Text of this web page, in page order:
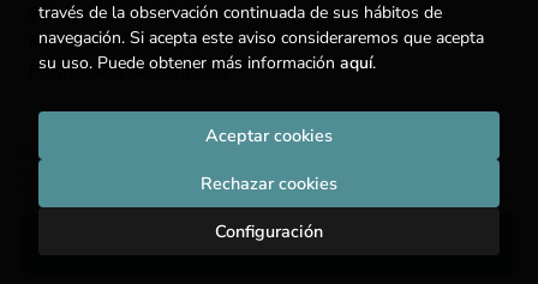
Añadir a mi cesta
(+34) 615 55 96 54
info@degestalt.com
Formulario de contacto
2026 ©
. Todos los Derechos Reservados |
través de la observación continuada de sus hábitos de
navegación. Si acepta este aviso consideraremos que acepta
su uso. Puede obtener más información aquí.
Configuración
Rechazar cookies
Aceptar cookies